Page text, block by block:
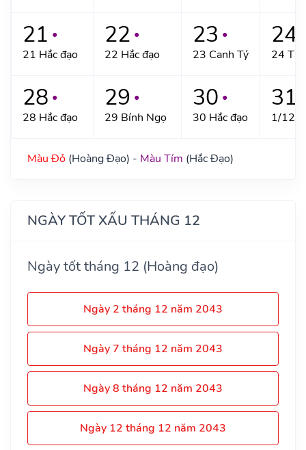
21 ●
21 Hắc đạo
22 ●
22 Hắc đạo
23 ●
23 Canh Tý
24
24
28 ●
28 Hắc đạo
29 ●
29 Bính Ngọ
30 ●
30 Hắc đạo
31
1/12
Màu Đỏ (Hoàng Đạo) - Màu Tím (Hắc Đạo)
NGÀY TỐT XẤU THÁNG 12
Ngày tốt tháng 12 (Hoàng đạo)
Ngày 2 tháng 12 năm 2043
Ngày 7 tháng 12 năm 2043
Ngày 8 tháng 12 năm 2043
Ngày 12 tháng 12 năm 2043